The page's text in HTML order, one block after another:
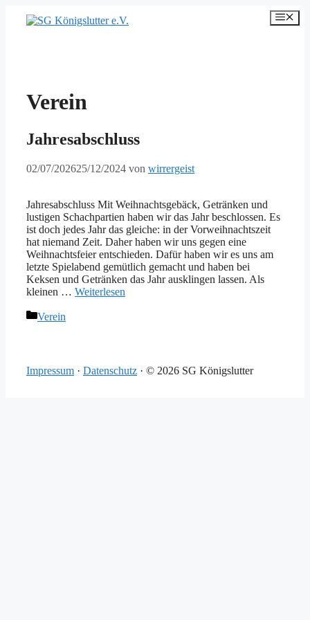
Inhalt
Verein
Jahresabschluss
02/07/202625/12/2024 von wirrergeist
Jahresabschluss Mit Weihnachtsgebäck, Getränken und
lustigen Schachpartien haben wir das Jahr beschlossen. Es
ist doch jedes Jahr das gleiche: in der Vorweihnachtszeit
hat niemand Zeit. Daher haben wir uns gegen eine
Weihnachtsfeier entschieden. Dafür haben wir es uns am
letzte Spielabend gemütlich gemacht und haben bei
Keksen und Getränken das Jahr ausklingen lassen. Als
kleinen … Weiterlesen
Kategorien
Verein
Impressum · Datenschutz · © 2026 SG Königslutter